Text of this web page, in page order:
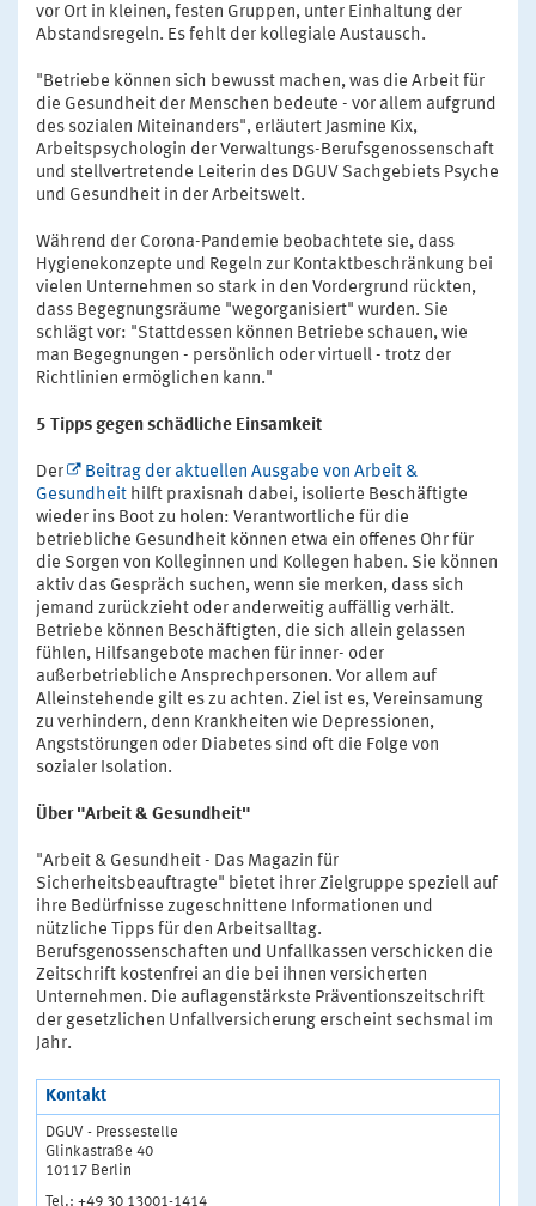
vor Ort in kleinen, festen Gruppen, unter Einhaltung der
Abstandsregeln. Es fehlt der kollegiale Austausch.
"Betriebe können sich bewusst machen, was die Arbeit für
die Gesundheit der Menschen bedeute - vor allem aufgrund
des sozialen Miteinanders", erläutert Jasmine Kix,
Arbeitspsychologin der Verwaltungs-Berufsgenossenschaft
und stellvertretende Leiterin des DGUV Sachgebiets Psyche
und Gesundheit in der Arbeitswelt.
Während der Corona-Pandemie beobachtete sie, dass
Hygienekonzepte und Regeln zur Kontaktbeschränkung bei
vielen Unternehmen so stark in den Vordergrund rückten,
dass Begegnungsräume "wegorganisiert" wurden. Sie
schlägt vor: "Stattdessen können Betriebe schauen, wie
man Begegnungen - persönlich oder virtuell - trotz der
Richtlinien ermöglichen kann."
5 Tipps gegen schädliche Einsamkeit
Der
Beitrag der aktuellen Ausgabe von Arbeit &
Gesundheit hilft praxisnah dabei, isolierte Beschäftigte
wieder ins Boot zu holen: Verantwortliche für die
betriebliche Gesundheit können etwa ein offenes Ohr für
die Sorgen von Kolleginnen und Kollegen haben. Sie können
aktiv das Gespräch suchen, wenn sie merken, dass sich
jemand zurückzieht oder anderweitig auffällig verhält.
Betriebe können Beschäftigten, die sich allein gelassen
fühlen, Hilfsangebote machen für inner- oder
außerbetriebliche Ansprechpersonen. Vor allem auf
Alleinstehende gilt es zu achten. Ziel ist es, Vereinsamung
zu verhindern, denn Krankheiten wie Depressionen,
Angststörungen oder Diabetes sind oft die Folge von
sozialer Isolation.
Über "Arbeit & Gesundheit"
"Arbeit & Gesundheit - Das Magazin für
Sicherheitsbeauftragte" bietet ihrer Zielgruppe speziell auf
ihre Bedürfnisse zugeschnittene Informationen und
nützliche Tipps für den Arbeitsalltag.
Berufsgenossenschaften und Unfallkassen verschicken die
Zeitschrift kostenfrei an die bei ihnen versicherten
Unternehmen. Die auflagenstärkste Präventionszeitschrift
der gesetzlichen Unfallversicherung erscheint sechsmal im
Jahr.
Kontakt
DGUV - Pressestelle
Glinkastraße 40
10117 Berlin
Tel.: +49 30 13001-1414